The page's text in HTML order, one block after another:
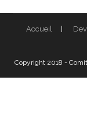
Accueil
Copyright 2018 -